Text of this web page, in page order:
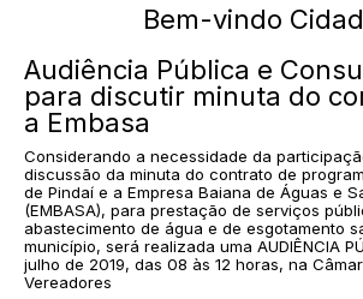
Bem-vindo
Audiência Pública e
para discutir minuta do
a Embasa
Considerando a necessidade da
discussão da minuta do contrato de
de Pindaí e a Empresa Baiana de Águas e
(EMBASA), para prestação de serviços
abastecimento de água e de esgotamento
município, será realizada uma AUDIÊNCIA
julho de 2019, das 08 às 12 horas, na
Vereadores